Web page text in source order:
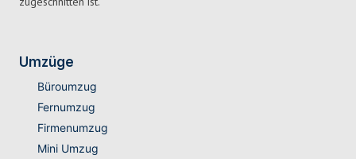
Umzüge
Büroumzug
Fernumzug
Firmenumzug
Mini Umzug